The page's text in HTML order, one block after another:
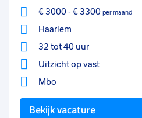
€ 3000- € 3300 per maand
Haarlem
32 tot 40 uur
Uitzicht op vast
Mbo
Bekijk vacature